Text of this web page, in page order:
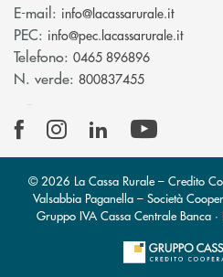
E-mail: info@lacassarurale.it(si apre
PEC: info@pec.lacassarurale.it(si
Telefono: 0465 896896
N. verde: 800837455
© 2026 La Cassa Rurale – Credito
Valsabbia Paganella – Società
Gruppo IVA Cassa Centrale Banca